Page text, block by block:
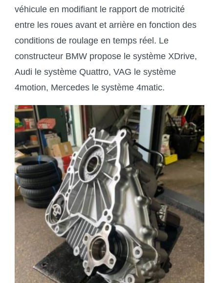
véhicule en modifiant le rapport de motricité
entre les roues avant et arrière en fonction des
conditions de roulage en temps réel. Le
constructeur BMW propose le système XDrive,
Audi le système Quattro, VAG le système
4motion, Mercedes le système 4matic.